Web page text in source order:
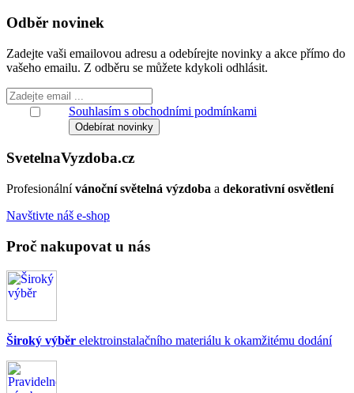
Odběr novinek
Zadejte vaši emailovou adresu a odebírejte novinky a akce přímo do
vašeho emailu. Z odběru se můžete kdykoli odhlásit.
Souhlasím s obchodními podmínkami
SvetelnaVyzdoba.cz
Profesionálnívánoční světelná výzdoba a dekorativní osvětlení
Navštivte náš e-shop
Proč nakupovat u nás
Široký výběr elektroinstalačního materiálu k okamžitému dodání